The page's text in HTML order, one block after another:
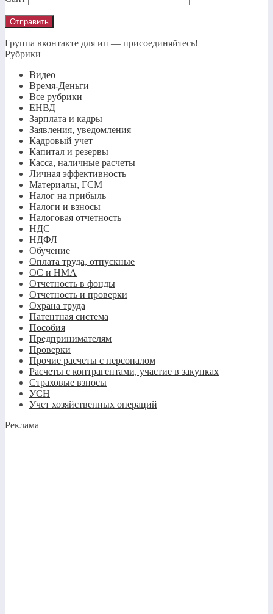
Группа вконтакте для ип — присоединяйтесь!
Рубрики
Видео
Время-Деньги
Все рубрики
ЕНВД
Зарплата и кадры
Заявления, уведомления
Кадровый учет
Капитал и резервы
Касса, наличные расчеты
Личная эффективность
Материалы, ГСМ
Налог на прибыль
Налоги и взносы
Налоговая отчетность
НДС
НДФЛ
Обучение
Оплата труда, отпускные
ОС и НМА
Отчетность в фонды
Отчетность и проверки
Охрана труда
Патентная система
Пособия
Предпринимателям
Проверки
Прочие расчеты с персоналом
Расчеты с контрагентами, участие в закупках
Страховые взносы
УСН
Учет хозяйственных операций
Реклама